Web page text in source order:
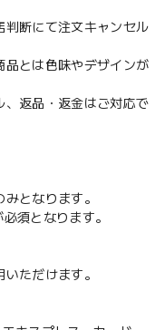
判断にて注文キャンセル
品とは色味やデザインが
、返品・返金はご対応で
となります。
須となります。
ただけます。